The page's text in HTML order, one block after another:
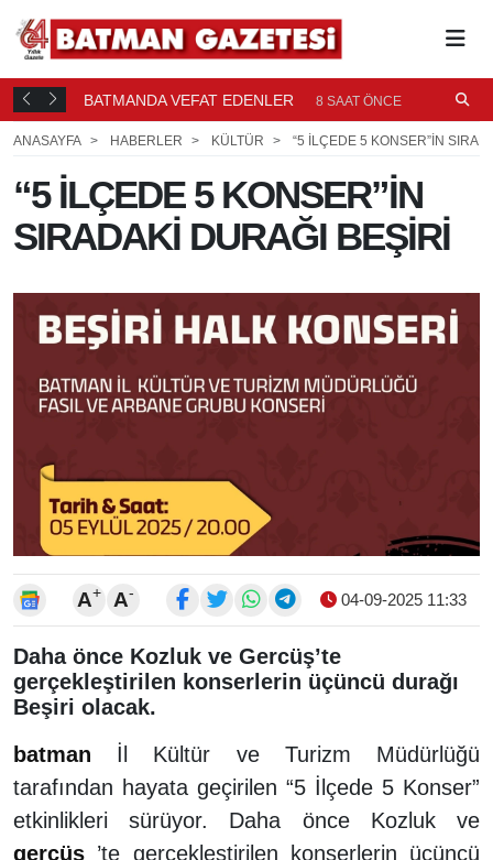
BATMANDA VEFAT EDENLER 8 SAAT ÖNCE
ANASAYFA HABERLER KÜLTÜR “5 İLÇEDE 5 KONSER”İN
“5 İLÇEDE 5 KONSER”İN
SIRADAKİ DURAĞI BEŞİRİ
A+ A- 04-09-2025 11:33
Daha önce Kozluk ve Gercüş’te
gerçekleştirilen konserlerin üçüncü durağı
Beşiri olacak.
batman İl Kültür ve Turizm Müdürlüğü
tarafından hayata geçirilen “5 İlçede 5 Konser”
etkinlikleri sürüyor. Daha önce Kozluk ve
gercüş ’te gerçekleştirilen konserlerin üçüncü